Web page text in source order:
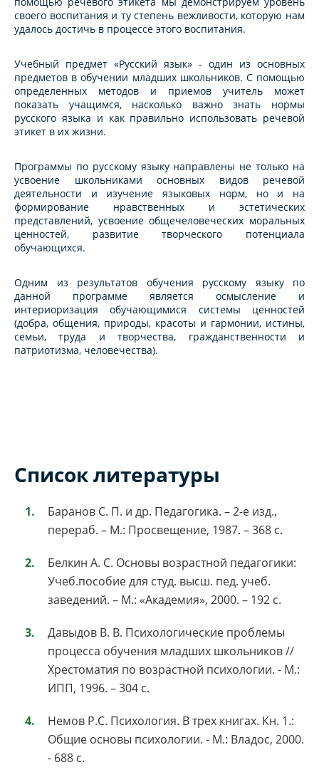
своего воспитания и ту степень вежливости, которую нам
удалось достичь в процессе этого воспитания.
Учебный предмет «Русский язык» - один из основных
предметов в обучении младших школьников. С помощью
определенных методов и приемов учитель может
показать учащимся, насколько важно знать нормы
русского языка и как правильно использовать речевой
этикет в их жизни.
Программы по русскому языку направлены не только на
усвоение школьниками основных видов речевой
деятельности и изучение языковых норм, но и на
формирование нравственных и эстетических
представлений, усвоение общечеловеческих моральных
ценностей, развитие творческого потенциала
обучающихся.
Одним из результатов обучения русскому языку по
данной программе является осмысление и
интериоризация обучающимися системы ценностей
(добра, общения, природы, красоты и гармонии, истины,
семьи, труда и творчества, гражданственности и
патриотизма, человечества).
Список литературы
Баранов С. П. и др. Педагогика. – 2-е изд.,
перераб. – М.: Просвещение, 1987. – 368 с.
Белкин А. С. Основы возрастной педагогики:
Учеб.пособие для студ. высш. пед. учеб.
заведений. – М.: «Академия», 2000. – 192 с.
Давыдов В. В. Психологические проблемы
процесса обучения младших школьников //
Хрестоматия по возрастной психологии. - М.:
ИПП, 1996. – 304 с.
Немов Р.С. Психология. В трех книгах. Кн. 1.:
Общие основы психологии. - М.: Владос, 2000.
- 688 с.